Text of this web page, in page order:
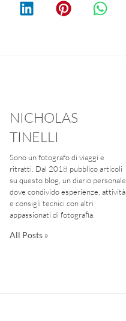
NICHOLAS
TINELLI
Sono un fotografo di viaggi e
ritratti. Dal 2018 pubblico articoli
su questo blog, un diario personale
dove condivido esperienze, attività
e consigli tecnici con altri
appassionati di fotografia.
All Posts »